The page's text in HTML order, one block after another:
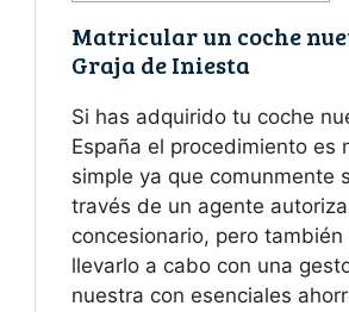
Matricular un coche
Graja de Iniesta
Si has adquirido tu coche
España el procedimiento es
simple ya que comunmente
través de un agente
concesionario, pero también
llevarlo a cabo con una
nuestra con esenciales